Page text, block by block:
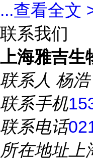
...查看全文
联系我们
上海雅吉生
联系人 杨浩
联系手机
联系电话
所在地址上